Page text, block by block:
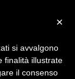
×
si avvalgono
finalità illustrate
il consenso